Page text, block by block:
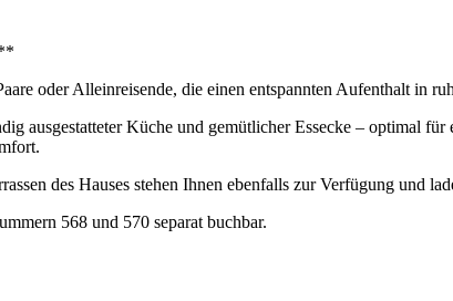
oder Alleinreisende, die einen entspannten Aufenthalt in
ausgestatteter Küche und gemütlicher Essecke – optimal für
des Hauses stehen Ihnen ebenfalls zur Verfügung und
568 und 570 separat buchbar.